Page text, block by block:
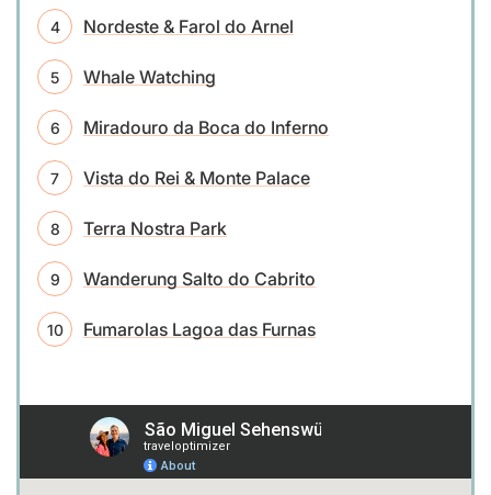
Nordeste & Farol do Arnel
Whale Watching
Miradouro da Boca do Inferno
Vista do Rei & Monte Palace
Terra Nostra Park
Wanderung Salto do Cabrito
Fumarolas Lagoa das Furnas